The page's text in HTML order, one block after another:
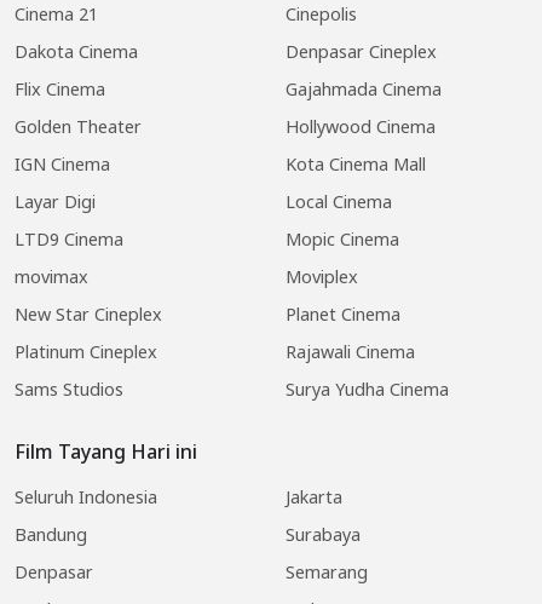
Cinema 21
Cinepolis
Dakota Cinema
Denpasar Cineplex
Flix Cinema
Gajahmada Cinema
Golden Theater
Hollywood Cinema
IGN Cinema
Kota Cinema Mall
Layar Digi
Local Cinema
LTD9 Cinema
Mopic Cinema
movimax
Moviplex
New Star Cineplex
Planet Cinema
Platinum Cineplex
Rajawali Cinema
Sams Studios
Surya Yudha Cinema
Film Tayang Hari ini
Seluruh Indonesia
Jakarta
Bandung
Surabaya
Denpasar
Semarang